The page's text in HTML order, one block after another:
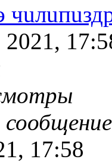
17:58